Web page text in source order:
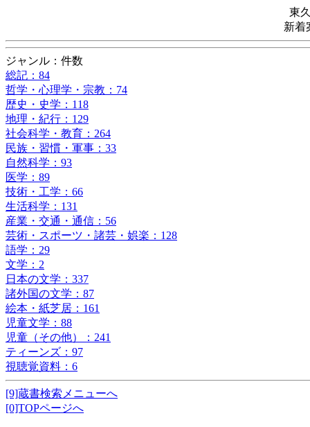
東
新着
ジャンル：件数
総記：84
哲学・心理学・宗教：74
歴史・史学：118
地理・紀行：129
社会科学・教育：264
民族・習慣・軍事：33
自然科学：93
医学：89
技術・工学：66
生活科学：131
産業・交通・通信：56
芸術・スポーツ・諸芸・娯楽：128
語学：29
文学：2
日本の文学：337
諸外国の文学：87
絵本・紙芝居：161
児童文学：88
児童（その他）：241
ティーンズ：97
視聴覚資料：6
[9]蔵書検索メニューへ
[0]TOPページへ